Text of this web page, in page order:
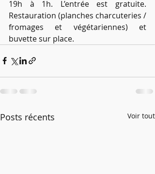
19h à 1h. L’entrée est gratuite.
Restauration (planches charcuteries /
fromages et végétariennes) et
buvette sur place.
Posts récents Voir tout